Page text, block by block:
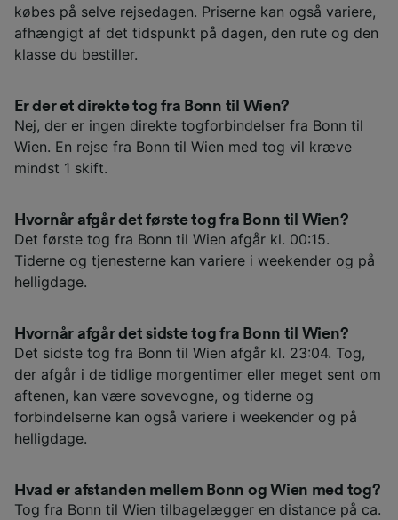
købes på selve rejsedagen. Priserne kan også variere,
afhængigt af det tidspunkt på dagen, den rute og den
klasse du bestiller.
Er der et direkte tog fra Bonn til Wien?
Nej, der er ingen direkte togforbindelser fra Bonn til
Wien. En rejse fra Bonn til Wien med tog vil kræve
mindst 1 skift.
Hvornår afgår det første tog fra Bonn til Wien?
Det første tog fra Bonn til Wien afgår kl. 00:15.
Tiderne og tjenesterne kan variere i weekender og på
helligdage.
Hvornår afgår det sidste tog fra Bonn til Wien?
Det sidste tog fra Bonn til Wien afgår kl. 23:04. Tog,
der afgår i de tidlige morgentimer eller meget sent om
aftenen, kan være sovevogne, og tiderne og
forbindelserne kan også variere i weekender og på
helligdage.
Hvad er afstanden mellem Bonn og Wien med tog?
Tog fra Bonn til Wien tilbagelægger en distance på ca.